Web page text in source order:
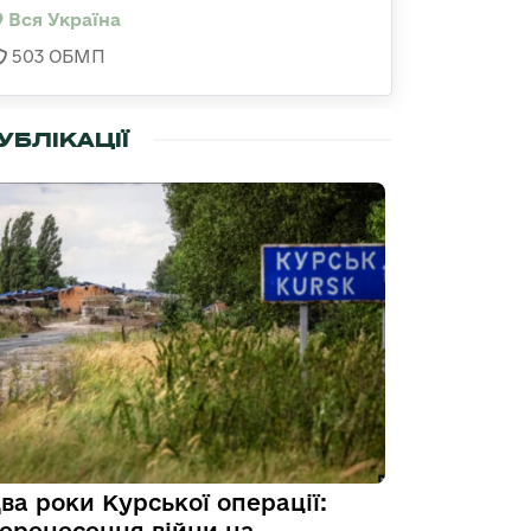
Вся Україна
503 ОБМП
роки Курської операції: